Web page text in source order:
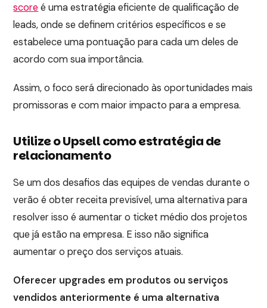
scoreé uma estratégia eficiente de qualificação de
leads, onde se definem critérios específicos e se
estabelece uma pontuação para cada um deles de
acordo com sua importância.
Assim, o foco será direcionado às oportunidades mais
promissoras e com maior impacto para a empresa.
Utilize o Upsell como estratégia de
relacionamento
Se um dos desafios das equipes de vendas durante o
verão é obter receita previsível, uma alternativa para
resolver isso é aumentar o ticket médio dos projetos
que já estão na empresa. E isso não significa
aumentar o preço dos serviços atuais.
Oferecer upgrades em produtos ou serviços
vendidos anteriormente é uma alternativa